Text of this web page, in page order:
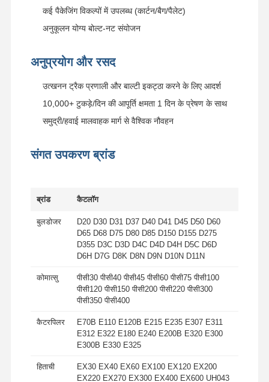
बाल्टी पिन बोल्ट
बाल्टी दांत बोल्ट
दांत ब्लॉक बोल्ट
ट्रक व्हील बोल्ट
बोल्ट्स एंड नट्स
कई पैकेजिंग विकल्पों में उपलब्ध (कार्टन/बैग/पैलेट)
अनुकूलन योग्य बोल्ट-नट संयोजन
अनुप्रयोग और रसद
उत्खनन ट्रैक प्रणाली और बाल्टी इकट्ठा करने के लिए आदर्श
10,000+ टुकड़े/दिन की आपूर्ति क्षमता 1 दिन के प्रेषण के साथ
समुद्री/हवाई मालवाहक मार्ग से वैश्विक नौवहन
संगत उपकरण ब्रांड
ब्रांड कैटलॉग
बुलडोजर
D20 D30 D31 D37 D40 D41 D45 D50 D60
D65 D68 D75 D80 D85 D150 D155 D275
D355 D3C D3D D4C D4D D4H D5C D6D
D6H D7G D8K D8N D9N D10N D11N
कोमात्सु
पीसी30 पीसी40 पीसी45 पीसी60 पीसी75 पीसी100
पीसी120 पीसी150 पीसी200 पीसी220 पीसी300
पीसी350 पीसी400
कैटरपिलर
E70B E110 E120B E215 E235 E307 E311
E312 E322 E180 E240 E200B E320 E300
E300B E330 E325
हिताची
EX30 EX40 EX60 EX100 EX120 EX200
EX220 EX270 EX300 EX400 EX600 UH043